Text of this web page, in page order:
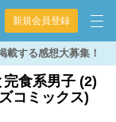
新規会員登録
載する感想大募集！
食系男子 (2)
コミックス)